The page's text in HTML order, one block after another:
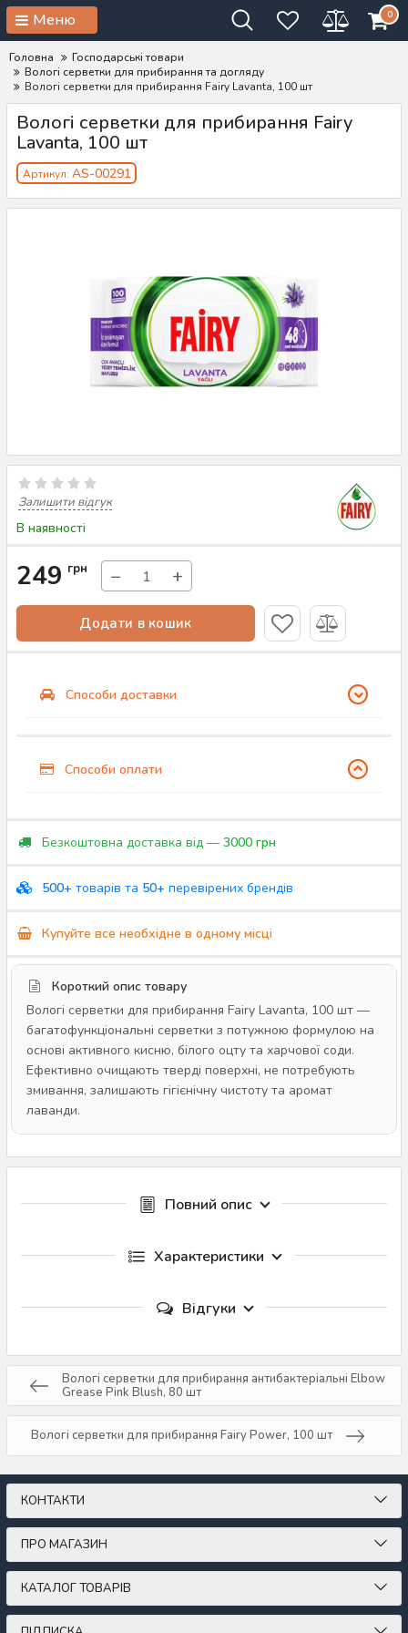
Меню 0
Головна
Господарські товари
Вологі серветки для прибирання та догляду
Вологі серветки для прибирання Fairy Lavanta, 100 шт
Вологі серветки для прибирання Fairy
Lavanta, 100 шт
Артикул: AS-00291
Залишити відгук
В наявності
249 грн − +
Додати в кошик
Способи доставки
Способи оплати
Безкоштовна доставка від — 3000 грн
500+ товарів та 50+ перевірених брендів
Купуйте все необхідне в одному місці
Короткий опис товару
Вологі серветки для прибирання Fairy Lavanta, 100 шт —
багатофункціональні серветки з потужною формулою на
основі активного кисню, білого оцту та харчової соди.
Ефективно очищають тверді поверхні, не потребують
змивання, залишають гігієнічну чистоту та аромат
лаванди.
Повний опис
Характеристики
Відгуки
Вологі серветки для прибирання антибактеріальні Elbow
Grease Pink Blush, 80 шт
Вологі серветки для прибирання Fairy Power, 100 шт
КОНТАКТИ
ПРО МАГАЗИН
КАТАЛОГ ТОВАРІВ